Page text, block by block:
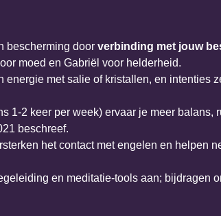
bescherming door verbinding met jouw
moed en Gabriël voor helderheid.
energie met salie of kristallen, en intenties
1-2 keer per week) ervaar je meer balans,
beschreef.
het contact met engelen en helpen
en meditatie-tools aan; bijdragen